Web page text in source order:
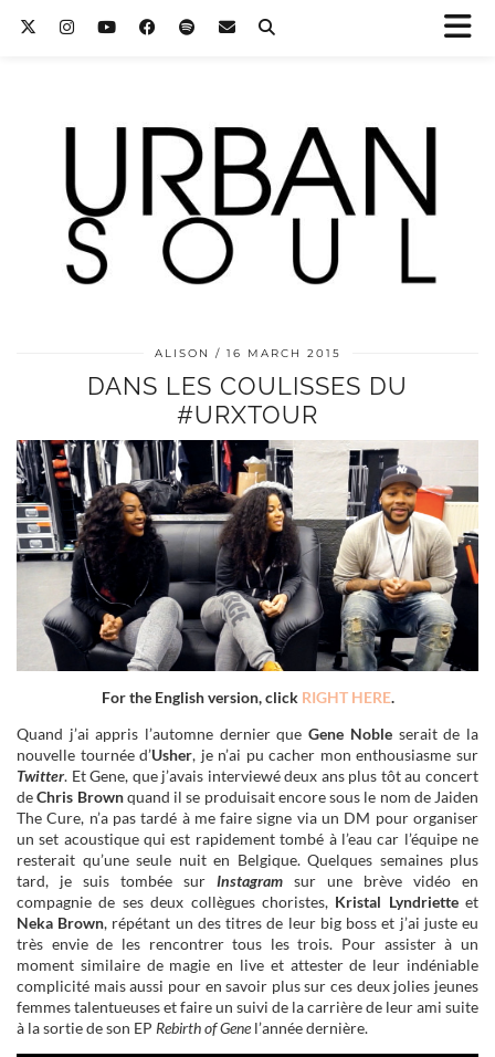
ALISON 16 MARCH 2015
DANS LES COULISSES DU
#URXTOUR
For the English version, click RIGHT HERE.
Quand j’ai appris l’automne dernier queGene Nobleserait de la
nouvelle tournée d’Usher, je n’ai pu cacher mon enthousiasme sur
Twitter. Et Gene, que j’avais interviewé deux ans plus tôt au concert
deChris Brownquand il se produisait encore sous le nom de Jaiden
The Cure, n’a pas tardé à me faire signe via un DM pour organiser
un set acoustique qui est rapidement tombé à l’eau car l’équipe ne
resterait qu’une seule nuit en Belgique. Quelques semaines plus
tard, je suis tombée sur Instagram sur une brève vidéo en
compagnie de ses deux collègues choristes, Kristal Lyndrietteet
Neka Brown, répétant un des titres de leur big boss et j’ai juste eu
très envie de les rencontrer tous les trois. Pour assister à un
moment similaire de magie en live et attester de leur indéniable
complicité mais aussi pour en savoir plus sur ces deux jolies jeunes
femmes talentueuses et faire un suivi de la carrière de leur ami suite
à la sortie de son EP Rebirth of Gene l’année dernière.